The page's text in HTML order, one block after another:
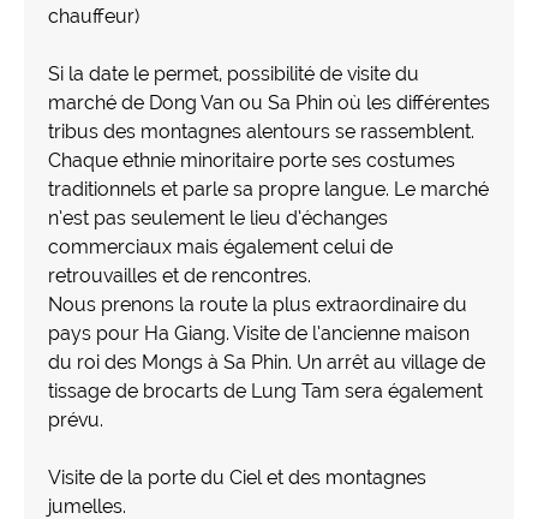
chauffeur)
Si la date le permet, possibilité de visite du
marché de Dong Van ou Sa Phin où les différentes
tribus des montagnes alentours se rassemblent.
Chaque ethnie minoritaire porte ses costumes
traditionnels et parle sa propre langue. Le marché
n’est pas seulement le lieu d’échanges
commerciaux mais également celui de
retrouvailles et de rencontres.
Nous prenons la route la plus extraordinaire du
pays pour Ha Giang. Visite de l’ancienne maison
du roi des Mongs à Sa Phin. Un arrêt au village de
tissage de brocarts de Lung Tam sera également
prévu.
Visite de la porte du Ciel et des montagnes
jumelles.